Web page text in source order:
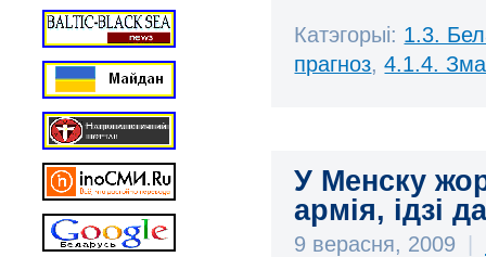
Катэгорыі: 1.3.
прагноз,4.1.4.
У Менску
армія, ідзі
9 верасня, 2009 |